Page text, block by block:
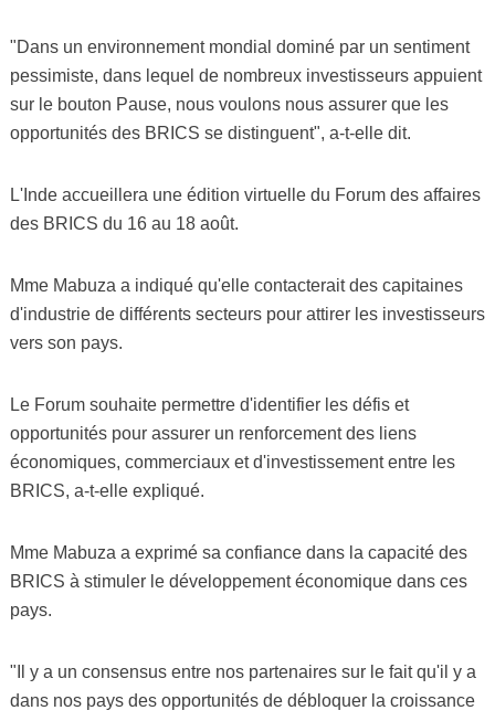
"Dans un environnement mondial dominé par un sentiment
pessimiste, dans lequel de nombreux investisseurs appuient
sur le bouton Pause, nous voulons nous assurer que les
opportunités des BRICS se distinguent", a-t-elle dit.
L'Inde accueillera une édition virtuelle du Forum des affaires
des BRICS du 16 au 18 août.
Mme Mabuza a indiqué qu'elle contacterait des capitaines
d'industrie de différents secteurs pour attirer les investisseurs
vers son pays.
Le Forum souhaite permettre d'identifier les défis et
opportunités pour assurer un renforcement des liens
économiques, commerciaux et d'investissement entre les
BRICS, a-t-elle expliqué.
Mme Mabuza a exprimé sa confiance dans la capacité des
BRICS à stimuler le développement économique dans ces
pays.
"Il y a un consensus entre nos partenaires sur le fait qu'il y a
dans nos pays des opportunités de débloquer la croissance